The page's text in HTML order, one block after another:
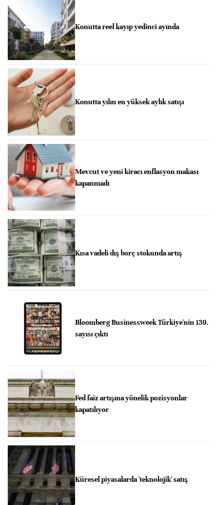
Konutta reel kayıp yedinci ayında
Konutta yılın en yüksek aylık satışı
Mevcut ve yeni kiracı enflasyon makası
kapanmadı
Kısa vadeli dış borç stokunda artış
Bloomberg Businessweek Türkiye'nin 139.
sayısı çıktı
Fed faiz artışına yönelik pozisyonlar
kapatılıyor
Küresel piyasalarda 'teknolojik' satış